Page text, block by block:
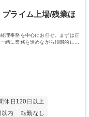
ライム上場/残業ほ
理事務を中心にお任せ。まずは正
緒に業務を進めながら段階的に経
休日120日以上
内
転勤なし